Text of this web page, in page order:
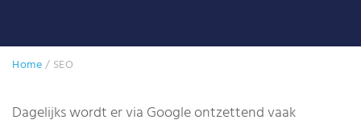
Home/ SEO
Dagelijks wordt er via Google ontzettend vaak